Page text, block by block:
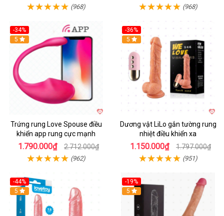
(968) (968)
-34%
5
Trứng rung Love Spouse điều
khiển app rung cực mạnh
1.790.000₫ 2.712.000₫
(962)
-36%
5
Dương vật LiLo gắn tường rung
nhiệt điều khiển xa
1.150.000₫ 1.797.000₫
(951)
-44%
Hot
5
-19%
Hot
5